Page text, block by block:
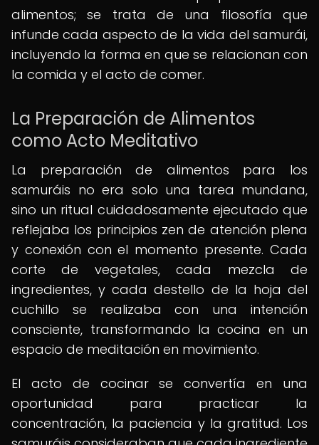
alimentos; se trata de una filosofía que
infunde cada aspecto de la vida del samurái,
incluyendo la forma en que se relacionan con
la comida y el acto de comer.
La Preparación de Alimentos
como Acto Meditativo
La preparación de alimentos para los
samuráis no era solo una tarea mundana,
sino un ritual cuidadosamente ejecutado que
reflejaba los principios zen de atención plena
y conexión con el momento presente. Cada
corte de vegetales, cada mezcla de
ingredientes, y cada destello de la hoja del
cuchillo se realizaba con una intención
consciente, transformando la cocina en un
espacio de meditación en movimiento.
El acto de cocinar se convertía en una
oportunidad para practicar la
concentración, la paciencia y la gratitud. Los